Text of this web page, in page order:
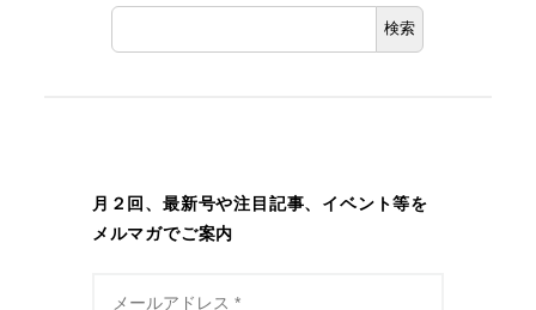
検索
月２回、最新号や注目記事、イベント等を
メルマガでご案内